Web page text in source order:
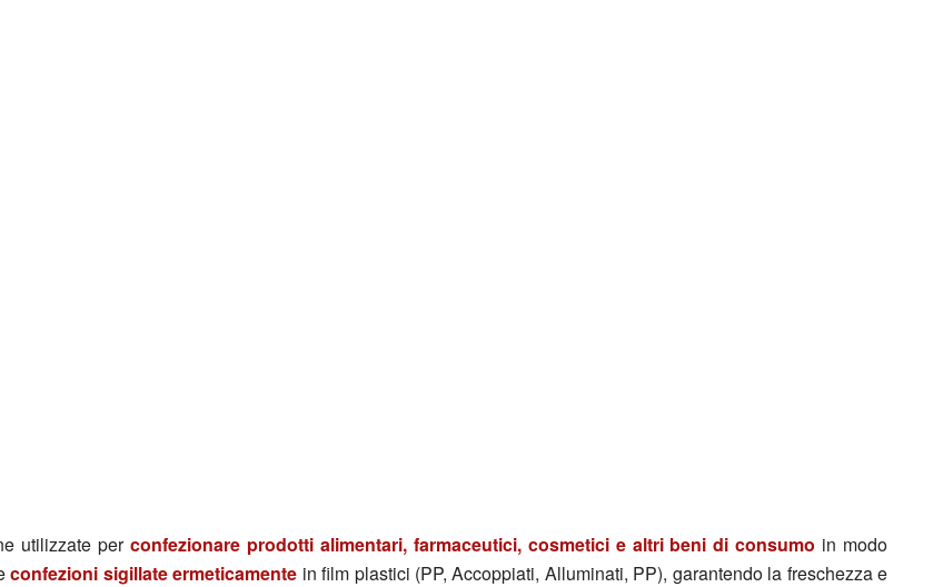
utilizzate perconfezionare prodotti alimentari, farmaceutici, cosmetici e altri beni di consumo in modo
confezioni sigillate ermeticamente in film plastici (PP, Accoppiati, Alluminati, PP), garantendo la freschezza e